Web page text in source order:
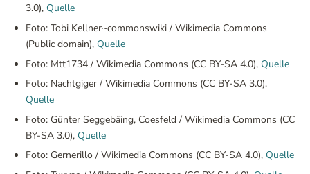
3.0), Quelle
Foto: Tobi Kellner~commonswiki / Wikimedia Commons
(Public domain), Quelle
Foto: Mtt1734 / Wikimedia Commons (CC BY-SA 4.0), Quelle
Foto: Nachtgiger / Wikimedia Commons (CC BY-SA 3.0),
Quelle
Foto: Günter Seggebäing, Coesfeld / Wikimedia Commons (CC
BY-SA 3.0), Quelle
Foto: Gernerillo / Wikimedia Commons (CC BY-SA 4.0), Quelle